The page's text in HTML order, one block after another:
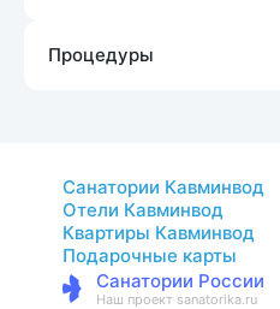
Процедуры
Санатории Кавминвод
Отели Кавминвод
Квартиры Кавминвод
Подарочные карты
Санатории России
Наш проект sanatorika.ru